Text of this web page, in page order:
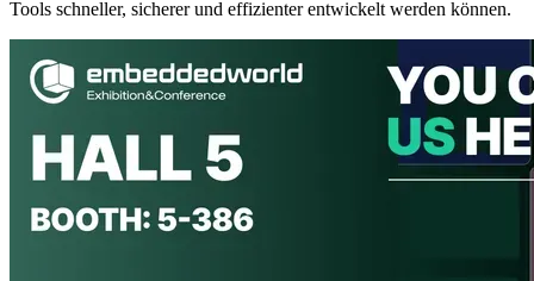
Tools schneller, sicherer und effizienter entwickelt werden können.